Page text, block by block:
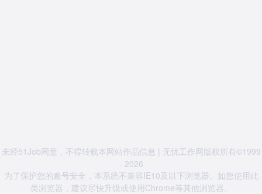
未经51Job同意，不得转载本网站作品信息 | 无忧工作网版权所有©1999
- 2026
为了保护您的账号安全，本系统不兼容IE10及以下浏览器。如您使用此
类浏览器，建议尽快升级或使用Chrome等其他浏览器。